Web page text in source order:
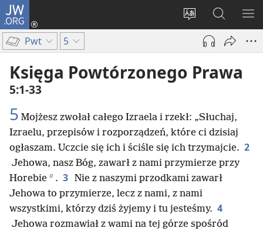
JW.ORG
Wybór
języka
Logowanie
(opens
window)
Szukaj
na
JW.ORG
Pwt 5
Księga Powtórzonego Prawa
5:1-33
5 Mojżesz zwołał całego Izraela i rzekł: „Słuchaj,
Izraelu, przepisów i rozporządzeń, które ci dzisiaj
ogłaszam. Uczcie się ich i ściśle się ich trzymajcie. 2
Jehowa, nasz Bóg, zawarł z nami przymierze przy
Horebie a . 3 Nie z naszymi przodkami zawarł
Jehowa to przymierze, lecz z nami, z nami
wszystkimi, którzy dziś żyjemy i tu jesteśmy. 4
Jehowa rozmawiał z wami na tej górze spośród